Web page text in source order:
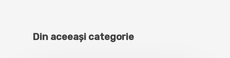
Din aceeași categorie